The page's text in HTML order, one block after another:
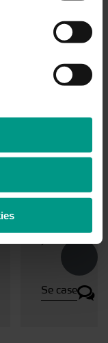
Case
ikonisk
John F.
Se case